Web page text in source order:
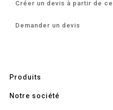
Créer un devis à partir de
Demander un devis
Produits
Notre société